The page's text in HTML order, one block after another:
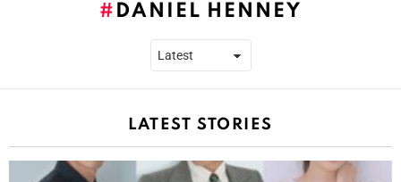
DANIEL HENNEY
LATEST STORIES